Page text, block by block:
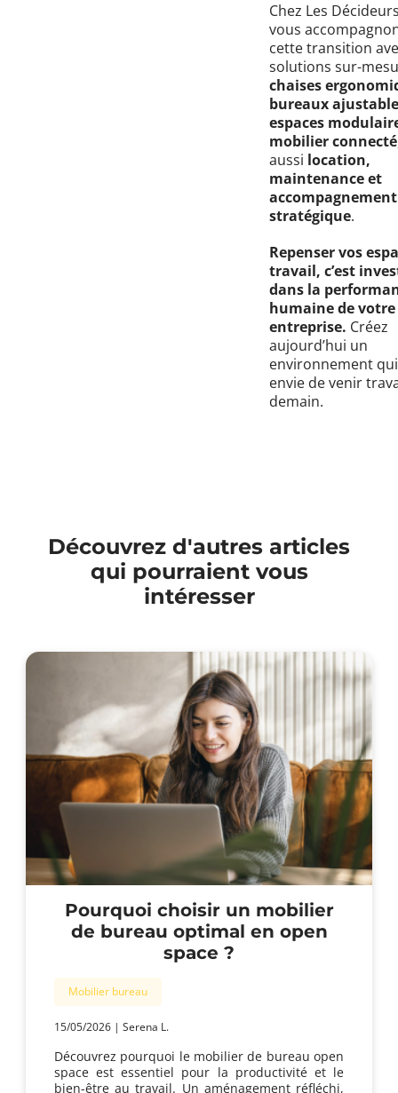
Chez Les
vous
cette transition
solutions sur-
chaises
bureaux
espaces
mobilier connecté
aussi location,
maintenance et
accompagnement
stratégique.
Repenser vos
travail, c’est
dans la
humaine de votre
entreprise. Créez
aujourd’hui un
environnement
envie de venir
demain.
Découvrez d'autres articles
qui pourraient vous
intéresser
Pourquoi choisir un mobilier
de bureau optimal en open
space ?
Mobilier bureau
15/05/2026 | Serena L.
Découvrez pourquoi le mobilier de bureau open
space est essentiel pour la productivité et le
bien-être au travail. Un aménagement réfléchi,